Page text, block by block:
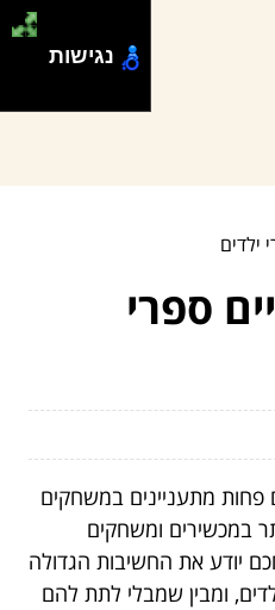
ילדים
ספרי
פחות מתעניינים במשחקים
במכשירים ומשחקים
יודע את החשיבות הגדולה
ומבין שמבלי לתת להם
נגישות